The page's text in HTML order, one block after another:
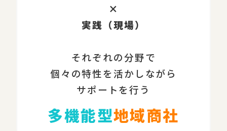
×
実践（現場）
それぞれの分野で
個々の特性を活かしながら
サポートを行う
多機能型地域商社